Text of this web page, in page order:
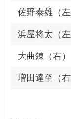
佐野泰雄（左
浜屋将太（左
大曲錬（右）
増田達至（右